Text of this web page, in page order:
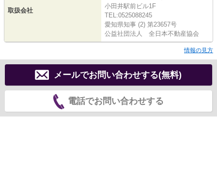
取扱会社
小田井駅前ビル1F
TEL:0525088245
愛知県知事 (2) 第23657号
公益社団法人 全日本不動産協会
情報の見方
メールでお問い合わせする(無料)
電話でお問い合わせする